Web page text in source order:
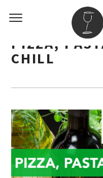
PIZZA,
CHILL